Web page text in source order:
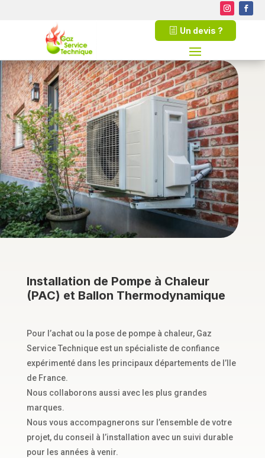
Un devis ?
Installation de Pompe à Chaleur
(PAC) et Ballon Thermodynamique
Pour l’achat ou la pose de pompe à chaleur, Gaz
Service Technique est un spécialiste de confiance
expérimenté dans les principaux départements de l’Ile
de France.
Nous collaborons aussi avec les plus grandes
marques.
Nous vous accompagnerons sur l’ensemble de votre
projet, du conseil à l’installation avec un suivi durable
pour les années à venir.